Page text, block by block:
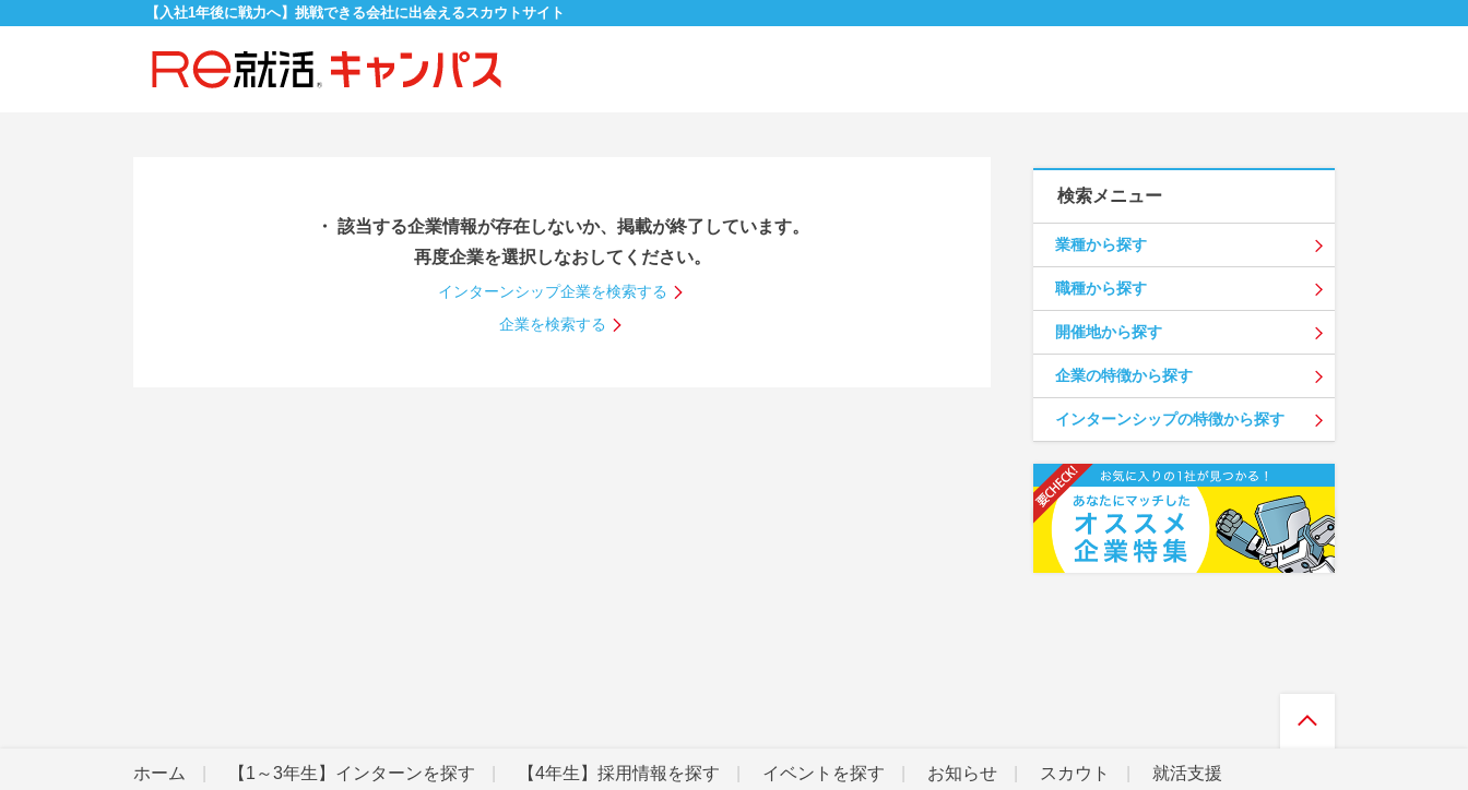
【入社1年後に戦力へ】挑戦できる会社に出会えるスカウトサイト
・ 該当する企業情報が存在しないか、掲載が終了しています。
再度企業を選択しなおしてください。
インターンシップ企業を検索する
企業を検索する
検索メニュー
業種から探す
職種から探す
開催地から探す
企業の特徴から探す
インターンシップの特徴から探す
ホーム 【1～3年生】インターンを探す 【4年生】採用情報を探す イベントを探す お知らせ スカウト 就活支援